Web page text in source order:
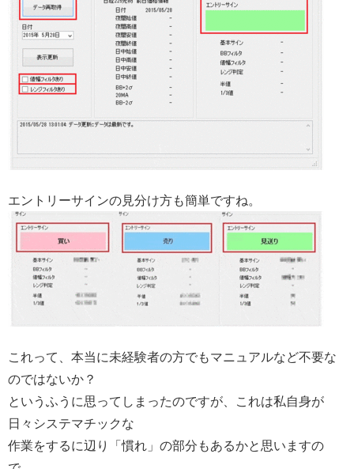
エントリーサインの見分け方も簡単ですね。
これって、本当に未経験者の方でもマニュアルなど不要な
のではないか？
というふうに思ってしまったのですが、これは私自身が
日々システマチックな
作業をするに辺り「慣れ」の部分もあるかと思いますの